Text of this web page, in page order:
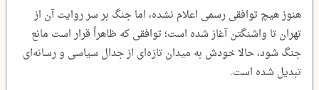
هنوز هیچ توافقی رسمی اعلام نشده، اما جنگ بر سر روایت آن از
تهران تا واشنگتن آغاز شده است؛ توافقی که ظاهراً قرار است مانع
جنگ شود، حالا خودش به میدان تازه‌ای از جدال سیاسی و رسانه‌ای
تبدیل شده است.